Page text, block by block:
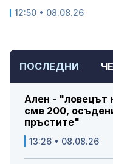
ПОСЛЕДНИ
Ален - "ловецът
сме 200,
пръстите"
13:26 • 08.08.26
12:50 • 08.08.26